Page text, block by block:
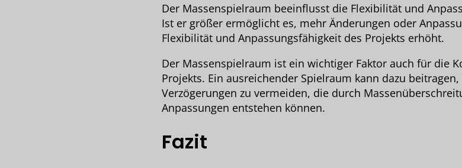
Der Massenspielraum beeinflusst die Flexibilität und
Ist er größer ermöglicht es, mehr Änderungen oder
Flexibilität und Anpassungsfähigkeit des Projekts erhöht.
Der Massenspielraum ist ein wichtiger Faktor auch für die
Projekts. Ein ausreichender Spielraum kann dazu
Verzögerungen zu vermeiden, die durch
Anpassungen entstehen können.
Fazit